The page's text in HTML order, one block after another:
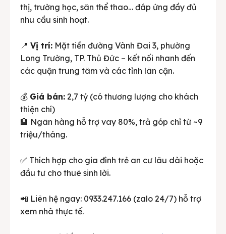
thị, trường học, sân thể thao… đáp ứng đầy đủ
nhu cầu sinh hoạt.
📍 Vị trí: Mặt tiền đường Vành Đai 3, phường
Long Trường, TP. Thủ Đức – kết nối nhanh đến
các quận trung tâm và các tỉnh lân cận.
💰 Giá bán: 2,7 tỷ (có thương lượng cho khách
thiện chí)
🏦 Ngân hàng hỗ trợ vay 80%, trả góp chỉ từ ~9
triệu/tháng.
✅ Thích hợp cho gia đình trẻ an cư lâu dài hoặc
đầu tư cho thuê sinh lời.
📲 Liên hệ ngay: 0933.247.166 (zalo 24/7) hỗ trợ
xem nhà thực tế.